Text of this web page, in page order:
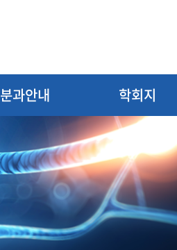
분과안내 학회지